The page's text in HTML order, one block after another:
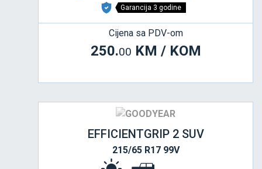
Garancija 3 godine
Cijena sa PDV-om
250.00 KM / KOM
EFFICIENTGRIP 2 SUV
215/65 R17 99V